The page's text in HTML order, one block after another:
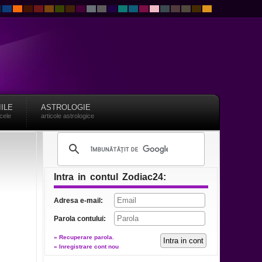
ASTROLOGIE
articole astrologice
Intra in contul Zodiac24:
Adresa e-mail:
Parola contului:
» Recuperare parola.
» Inregistrare cont nou